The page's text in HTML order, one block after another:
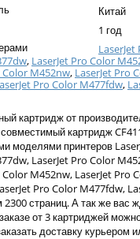
машины
Китай
1 год
, LaserJet Pro Color
Color M452nw, LaserJet Pro
Pro Color M477fdw,
картридж от
картридж
моделями принтеров
LaserJet Pro Color
M452nw, LaserJet Pro
Pro Color M477fdw,
страниц. А так же вас
от 3 картриджей
доставку курьером